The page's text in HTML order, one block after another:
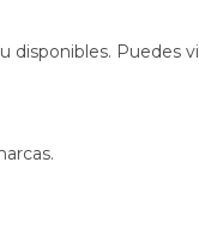
disponibles. Puedes